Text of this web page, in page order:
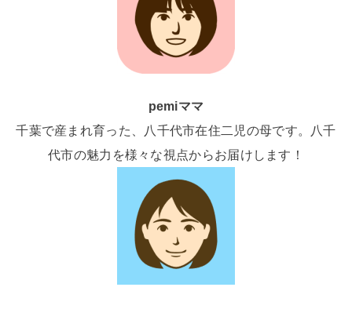
pemiママ
千葉で産まれ育った、八千代市在住二児の母です。八千
代市の魅力を様々な視点からお届けします！